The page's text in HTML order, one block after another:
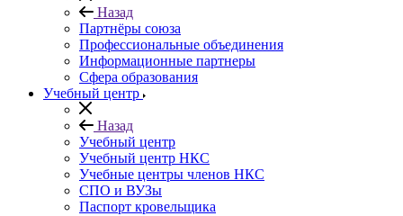
Назад
Партнёры союза
Профессиональные объединения
Информационные партнеры
Сфера образования
Учебный центр
Назад
Учебный центр
Учебный центр НКС
Учебные центры членов НКС
СПО и ВУЗы
Паспорт кровельщика